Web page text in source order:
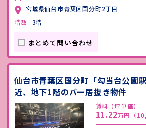
宮城県仙台市青葉区国分町2丁目
階数
3階
まとめて問い合わせ
仙台市青葉区国分町「勾当台公園
近、地下1階のバー居抜き物件
賃料（坪単価）
11.22万円 （